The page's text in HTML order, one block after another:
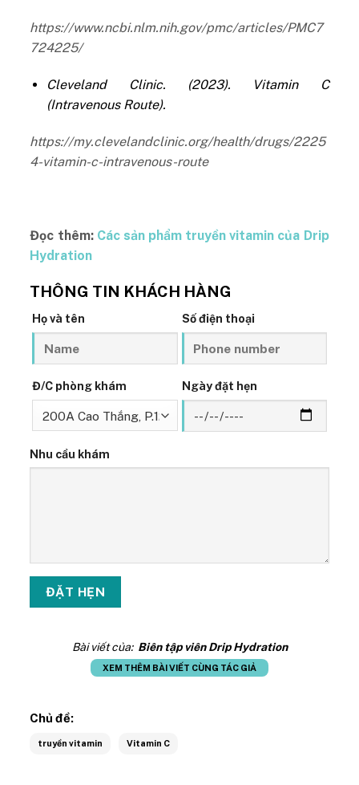
https://www.ncbi.nlm.nih.gov/pmc/articles/PMC7
724225/
Cleveland Clinic. (2023). Vitamin C
(Intravenous Route).
https://my.clevelandclinic.org/health/drugs/2225
4-vitamin-c-intravenous-route
Đọc thêm: Các sản phẩm truyền vitamin của Drip
Hydration
THÔNG TIN KHÁCH HÀNG
Họ và tên Số điện thoại
Đ/C phòng khám Ngày đặt hẹn
Nhu cầu khám
Bài viết của: Biên tập viên Drip Hydration
XEM THÊM BÀI VIẾT CÙNG TÁC GIẢ
Chủ đề:
truyền vitamin Vitamin C